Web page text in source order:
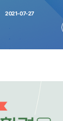
2021-07-27